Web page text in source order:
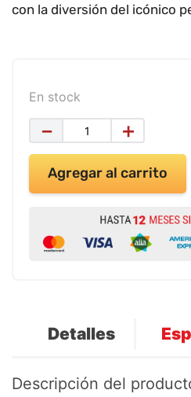
con la diversión del icónico
En stock
＋
－
Agregar al carrito
Detalles
Descripción del